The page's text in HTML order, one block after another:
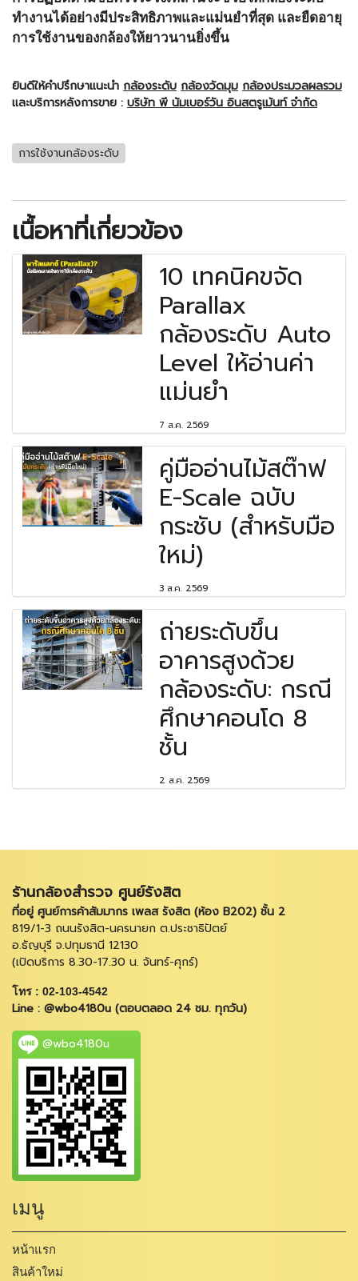
ทำงานได้อย่างมีประสิทธิภาพและแม่นยำที่สุด และยืดอายุ
การใช้งานของกล้องให้ยาวนานยิ่งขึ้น
ยินดีให้คำปรึกษาแนะนำ กล้องระดับ กล้องวัดมุม กล้องประมวลผลรวม
และบริการหลังการขาย : บริษัท พี นัมเบอร์วัน อินสตรูเม้นท์ จำกัด
การใช้งานกล้องระดับ
เนื้อหาที่เกี่ยวข้อง
10 เทคนิคขจัด
Parallax
กล้องระดับ Auto
Level ให้อ่านค่า
แม่นยำ
7 ส.ค. 2569
คู่มืออ่านไม้สต๊าฟ
E-Scale ฉบับ
กระชับ (สำหรับมือ
ใหม่)
3 ส.ค. 2569
ถ่ายระดับขึ้น
อาคารสูงด้วย
กล้องระดับ: กรณี
ศึกษาคอนโด 8
ชั้น
2 ส.ค. 2569
ร้านกล้องสำรวจ ศูนย์รังสิต
ที่อยู่ ศูนย์การค้าสัมมากร เพลส รังสิต (ห้อง B202) ชั้น 2
819/1-3 ถนนรังสิต-นครนายก ต.ประชาธิปัตย์
อ.ธัญบุรี จ.ปทุมธานี 12130
(เปิดบริการ 8.30-17.30 น. จันทร์-ศุกร์)
โทร : 02-103-4542
Line : @wbo4180u (ตอบตลอด 24 ชม. ทุกวัน)
@wbo4180u
เมนู
หน้าแรก
สินค้าใหม่